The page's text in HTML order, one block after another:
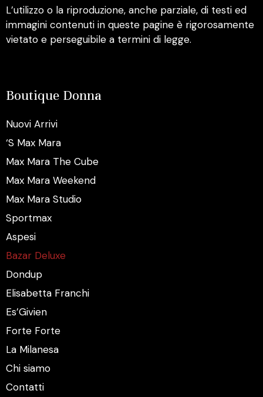
L’utilizzo o la riproduzione, anche parziale, di testi ed
immagini contenuti in queste pagine è rigorosamente
vietato e perseguibile a termini di legge.
Boutique Donna
Nuovi Arrivi
‘S Max Mara
Max Mara The Cube
Max Mara Weekend
Max Mara Studio
Sportmax
Aspesi
Bazar Deluxe
Dondup
Elisabetta Franchi
Es’Givien
Forte Forte
La Milanesa
Chi siamo
Contatti